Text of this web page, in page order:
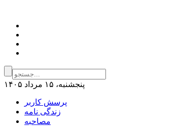
پنجشنبه، ۱۵ مرداد ۱۴۰۵
پرسش کاربر
زندگی نامه
مصاحبه